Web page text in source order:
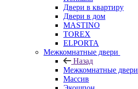
Двери в квартиру
Двери в дом
MASTINO
TOREX
ELPORTA
Межкомнатные двери
Назад
Межкомнатные двери
Массив